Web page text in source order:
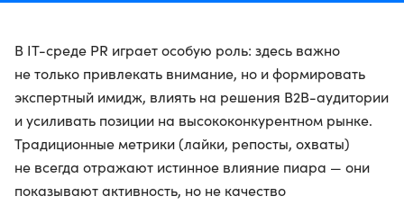
В IT-среде PR играет особую роль: здесь важно
не только привлекать внимание, но и формировать
экспертный имидж, влиять на решения B2B-аудитории
и усиливать позиции на высококонкурентном рынке.
Традиционные метрики (лайки, репосты, охваты)
не всегда отражают истинное влияние пиара — они
показывают активность, но не качество